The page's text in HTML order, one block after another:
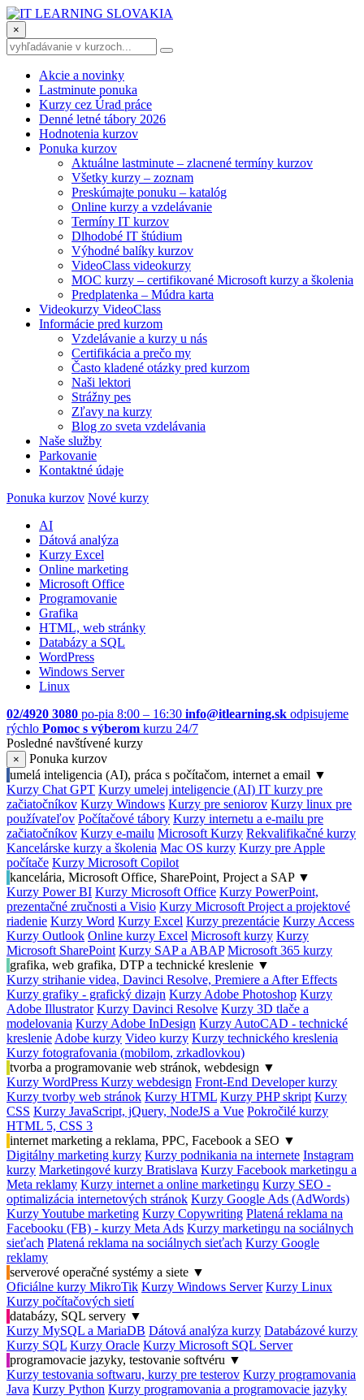
×
Akcie a novinky
Lastminute ponuka
Kurzy cez Úrad práce
Denné letné tábory 2026
Hodnotenia kurzov
Ponuka kurzov
Aktuálne lastminute – zlacnené termíny kurzov
Všetky kurzy – zoznam
Preskúmajte ponuku – katalóg
Online kurzy a vzdelávanie
Termíny IT kurzov
Dlhodobé IT štúdium
Výhodné balíky kurzov
VideoClass videokurzy
MOC kurzy – certifikované Microsoft kurzy a školenia
Predplatenka – Múdra karta
Videokurzy VideoClass
Informácie pred kurzom
Vzdelávanie a kurzy u nás
Certifikácia a prečo my
Často kladené otázky pred kurzom
Naši lektori
Strážny pes
Zľavy na kurzy
Blog zo sveta vzdelávania
Naše služby
Parkovanie
Kontaktné údaje
Ponuka kurzov Nové kurzy
AI
Dátová analýza
Kurzy Excel
Online marketing
Microsoft Office
Programovanie
Grafika
HTML, web stránky
Databázy a SQL
WordPress
Windows Server
Linux
02/4920 3080 po-pia 8:00 – 16:30 info@itlearning.sk odpisujeme
rýchlo Pomoc s výberom kurzu 24/7
Posledné navštívené kurzy
×
Ponuka kurzov
umelá inteligencia (AI), práca s počítačom, internet a email ▼
Kurzy Chat GPT Kurzy umelej inteligencie (AI) IT kurzy pre
začiatočníkov Kurzy Windows Kurzy pre seniorov Kurzy linux pre
používateľov Počítačové tábory Kurzy internetu a e-mailu pre
začiatočníkov Kurzy e-mailu Microsoft Kurzy Rekvalifikačné kurzy
Kancelárske kurzy a školenia Mac OS kurzy Kurzy pre Apple
počítače Kurzy Microsoft Copilot
kancelária, Microsoft Office, SharePoint, Project a SAP ▼
Kurzy Power BI Kurzy Microsoft Office Kurzy PowerPoint,
prezentačné zručnosti a Visio Kurzy Microsoft Project a projektové
riadenie Kurzy Word Kurzy Excel Kurzy prezentácie Kurzy Access
Kurzy Outlook Online kurzy Excel Microsoft kurzy Kurzy
Microsoft SharePoint Kurzy SAP a ABAP Microsoft 365 kurzy
grafika, web grafika, DTP a technické kreslenie ▼
Kurzy strihanie videa, Davinci Resolve, Premiere a After Effects
Kurzy grafiky - grafický dizajn Kurzy Adobe Photoshop Kurzy
Adobe Illustrator Kurzy Davinci Resolve Kurzy 3D tlače a
modelovania Kurzy Adobe InDesign Kurzy AutoCAD - technické
kreslenie Adobe kurzy Video kurzy Kurzy technického kreslenia
Kurzy fotografovania (mobilom, zrkadlovkou)
tvorba a programovanie web stránok, webdesign ▼
Kurzy WordPress Kurzy webdesign Front-End Developer kurzy
Kurzy tvorby web stránok Kurzy HTML Kurzy PHP skript Kurzy
CSS Kurzy JavaScript, jQuery, NodeJS a Vue Pokročilé kurzy
HTML 5, CSS 3
internet marketing a reklama, PPC, Facebook a SEO ▼
Digitálny marketing kurzy Kurzy podnikania na internete Instagram
kurzy Marketingové kurzy Bratislava Kurzy Facebook marketingu a
Meta reklamy Kurzy internet a online marketingu Kurzy SEO -
optimalizácia internetových stránok Kurzy Google Ads (AdWords)
Kurzy Youtube marketing Kurzy Copywriting Platená reklama na
Facebooku (FB) - kurzy Meta Ads Kurzy marketingu na sociálnych
sieťach Platená reklama na sociálnych sieťach Kurzy Google
reklamy
serverové operačné systémy a siete ▼
Oficiálne kurzy MikroTik Kurzy Windows Server Kurzy Linux
Kurzy počítačových sietí
databázy, SQL servery ▼
Kurzy MySQL a MariaDB Dátová analýza kurzy Databázové kurzy
Kurzy SQL Kurzy Oracle Kurzy Microsoft SQL Server
programovacie jazyky, testovanie softvéru ▼
Kurzy testovania softwaru, kurzy pre testerov Kurzy programovania
Java Kurzy Python Kurzy programovania a programovacie jazyky